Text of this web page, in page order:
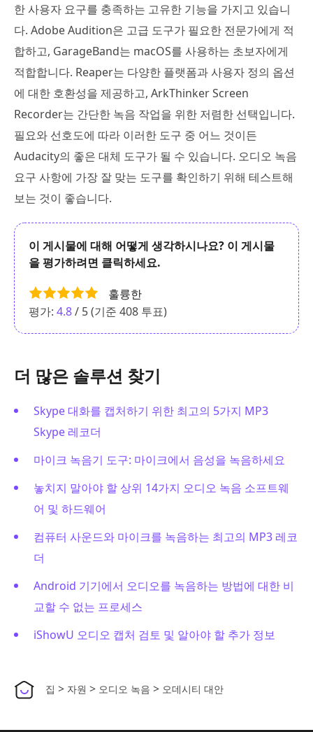
한 사용자 요구를 충족하는 고유한 기능을 가지고 있습니
다. Adobe Audition은 고급 도구가 필요한 전문가에게 적
합하고, GarageBand는 macOS를 사용하는 초보자에게
적합합니다. Reaper는 다양한 플랫폼과 사용자 정의 옵션
에 대한 호환성을 제공하고, ArkThinker Screen
Recorder는 간단한 녹음 작업을 위한 저렴한 선택입니다.
필요와 선호도에 따라 이러한 도구 중 어느 것이든
Audacity의 좋은 대체 도구가 될 수 있습니다. 오디오 녹음
요구 사항에 가장 잘 맞는 도구를 확인하기 위해 테스트해
보는 것이 좋습니다.
이 게시물에 대해 어떻게 생각하시나요? 이 게시물
을 평가하려면 클릭하세요.
훌륭한
평가: 4.8/ 5 (기준 408 투표)
더 많은 솔루션 찾기
Skype 대화를 캡처하기 위한 최고의 5가지 MP3
Skype 레코더
마이크 녹음기 도구: 마이크에서 음성을 녹음하세요
놓치지 말아야 할 상위 14가지 오디오 녹음 소프트웨
어 및 하드웨어
컴퓨터 사운드와 마이크를 녹음하는 최고의 MP3 레코
더
Android 기기에서 오디오를 녹음하는 방법에 대한 비
교할 수 없는 프로세스
iShowU 오디오 캡처 검토 및 알아야 할 추가 정보
집 > 자원 > 오디오 녹음 > 오데시티 대안